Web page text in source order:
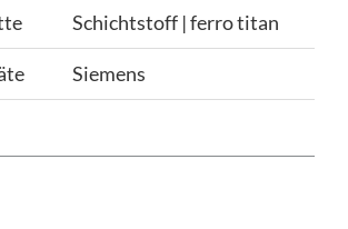
Schichtstoff | ferro titan
Siemens